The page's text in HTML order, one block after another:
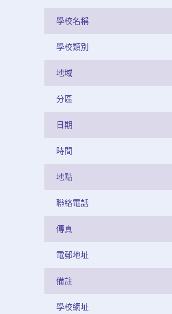
學校名稱
學校類別
地域
分區
日期
時間
地點
聯絡電話
傳真
電郵地址
備註
學校網址